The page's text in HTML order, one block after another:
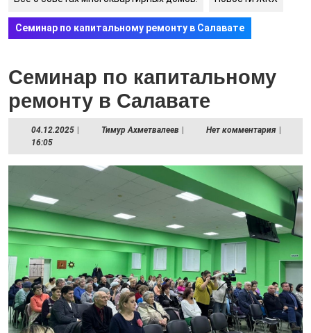
Семинар по капитальному ремонту в Салавате
Семинар по капитальному
ремонту в Салавате
04.12.202504.12.2025Тимур Ахметвалеев Тимур
Нет комментария
16:05